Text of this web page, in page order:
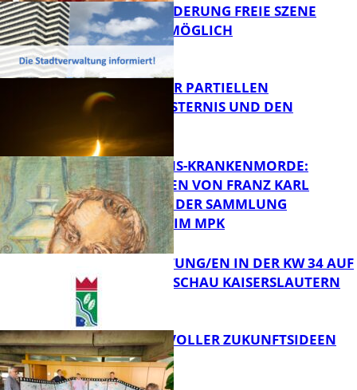
FB Kultur
PROJEKTFÖRDERUNG FREIE SZENE
WEITERHIN MÖGLICH
Bildung
VORTRAG ZUR PARTIELLEN
SONNENFINSTERNIS UND DEN
PERSEIDEN
OPFER DER NS-KRANKENMORDE:
ZEICHNUNGEN VON FRANZ KARL
BÜHLER AUS DER SAMMLUNG
PRINZHORN IM MPK
FB Kultur
VERANSTALTUNG/EN IN DER KW 34 AUF
DER GARTENSCHAU KAISERSLAUTERN
FILMROLLE VOLLER ZUKUNFTSIDEEN